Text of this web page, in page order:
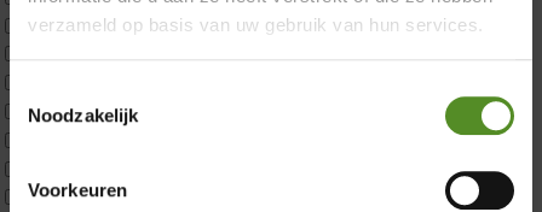
verzameld op basis van uw gebruik van hun services.
Toestemmingsselectie
Noodzakelijk
Voorkeuren
Matrastopper 10cm
p350 twijfelaar
P650 Twijfelaar